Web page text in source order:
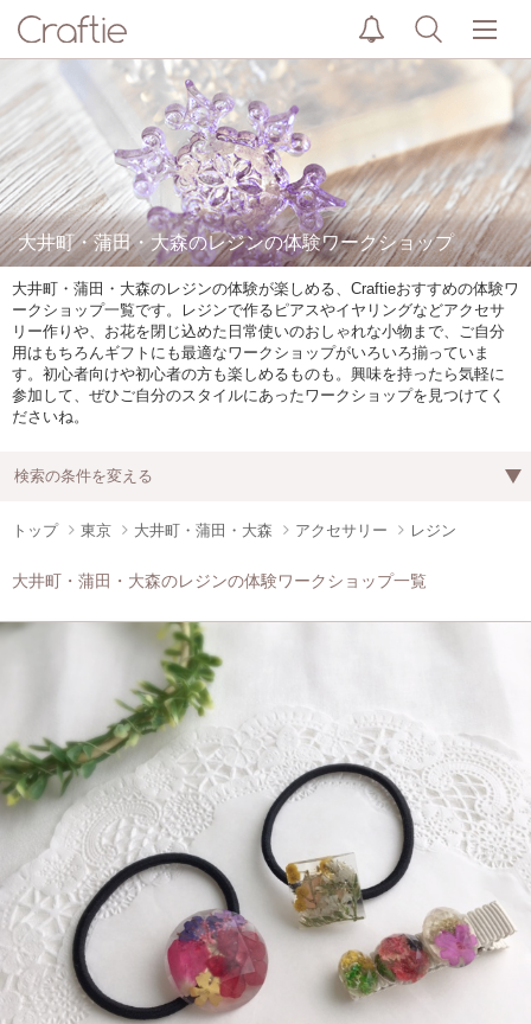
大井町・蒲田・大森のレジンの体験ワークショップ
大井町・蒲田・大森のレジンの体験が楽しめる、Craftieおすすめの体験ワ
ークショップ一覧です。レジンで作るピアスやイヤリングなどアクセサ
リー作りや、お花を閉じ込めた日常使いのおしゃれな小物まで、ご自分
用はもちろんギフトにも最適なワークショップがいろいろ揃っていま
す。初心者向けや初心者の方も楽しめるものも。興味を持ったら気軽に
参加して、ぜひご自分のスタイルにあったワークショップを見つけてく
ださいね。
検索の条件を変える
トップ 東京 大井町・蒲田・大森 アクセサリー レジン
大井町・蒲田・大森のレジンの体験ワークショップ一覧